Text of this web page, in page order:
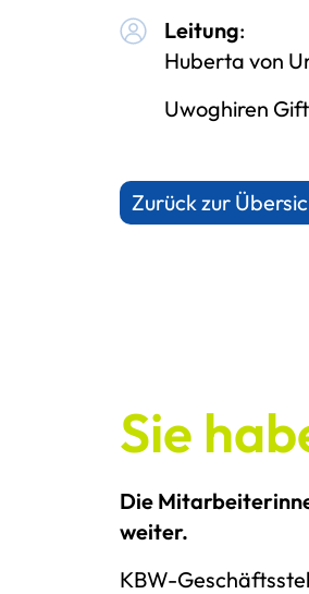
Leitung:
Huberta von
Uwoghiren Gift
Zurück zur
Sie
Die
weiter.
KBW-